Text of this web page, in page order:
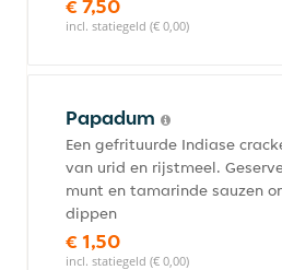
€ 7,50
incl. statiegeld (€ 0,00)
Papadum
Een gefrituurde Indiase
van urid en rijstmeel.
munt en tamarinde sauzen
dippen
€ 1,50
incl. statiegeld (€ 0,00)